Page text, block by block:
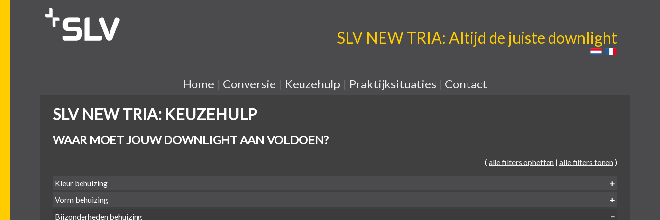
SLV NEW TRIA: Altijd de juiste downlight
Home | Conversie | Keuzehulp | Praktijksituaties | Contact
SLV NEW TRIA: KEUZEHULP
WAAR MOET JOUW DOWNLIGHT AAN VOLDOEN?
( alle filters opheffen | alle filters tonen )
Kleur behuizing
Vorm behuizing
Bijzonderheden behuizing